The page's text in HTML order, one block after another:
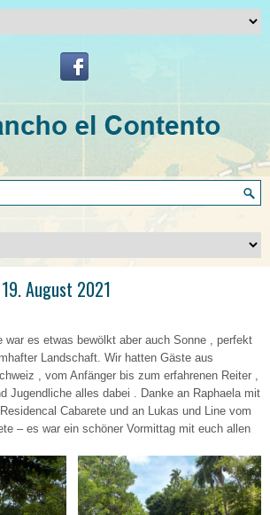
August 2021
war es etwas bewölkt aber auch Sonne , perfekt
Landschaft. Wir hatten Gäste aus
, vom Anfänger bis zum erfahrenen Reiter ,
Jugendliche alles dabei . Danke an Raphaela mit
Cabarete und an Lukas und Line vom
– es war ein schöner Vormittag mit euch allen